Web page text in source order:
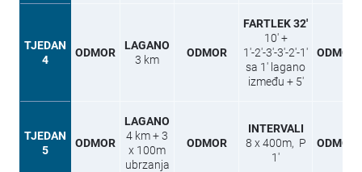
TJEDAN
4
ODMOR
LAGANO
3 km
ODMOR
FARTLEK 32′
10′ +
1′-2′-3′-3′-2′-1′
sa 1′ lagano
između + 5′
ODMOR
TJEDAN
5
ODMOR
LAGANO
4 km + 3
x 100m
ubrzanja
ODMOR
INTERVALI
8 x 400m, P
1′
ODMOR